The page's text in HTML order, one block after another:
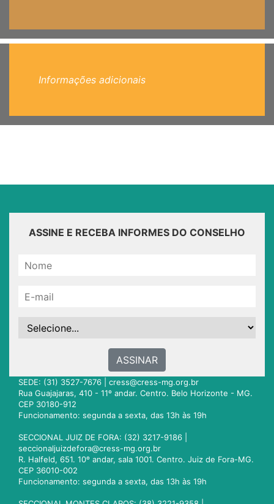
Informações adicionais
ASSINE E RECEBA INFORMES DO CONSELHO
ASSINAR
SEDE: (31) 3527-7676 | cress@cress-mg.org.br
Rua Guajajaras, 410 - 11º andar. Centro. Belo Horizonte - MG.
CEP 30180-912
Funcionamento: segunda a sexta, das 13h às 19h
SECCIONAL JUIZ DE FORA: (32) 3217-9186 |
seccionaljuizdefora@cress-mg.org.br
R. Halfeld, 651. 10º andar, sala 1001. Centro. Juiz de Fora-MG.
CEP 36010-002
Funcionamento: segunda a sexta, das 13h às 19h